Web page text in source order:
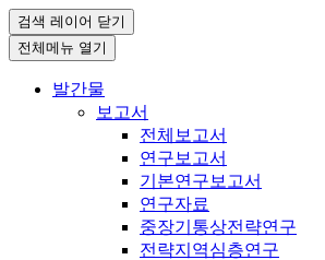
검색 레이어 닫기
전체메뉴 열기
발간물
보고서
전체보고서
연구보고서
기본연구보고서
연구자료
중장기통상전략연구
전략지역심층연구